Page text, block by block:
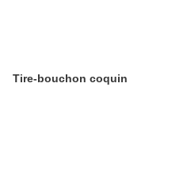
Tire-bouchon coquin